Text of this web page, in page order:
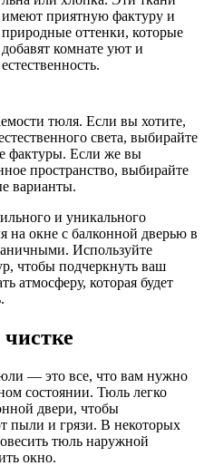
имеют приятную фактуру и
природные оттенки, которые
добавят комнате уют и
естественность.
тюля. Если вы хотите,
света, выбирайте
фактуры. Если же вы
пространство, выбирайте
варианты.
и уникального
окне с балконной дверью в
Используйте
чтобы подчеркнуть ваш
атмосферу, которая будет
— это все, что вам нужно
состоянии. Тюль легко
двери, чтобы
пыли и грязи. В некоторых
тюль наружной
окно.